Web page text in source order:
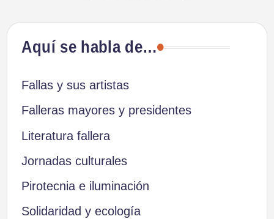
de
entradas
Aquí se habla de…
Fallas y sus artistas
Falleras mayores y presidentes
Literatura fallera
Jornadas culturales
Pirotecnia e iluminación
Solidaridad y ecología